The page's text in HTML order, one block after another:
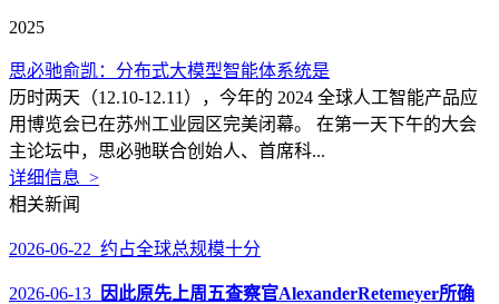
2025
思必驰俞凯：分布式大模型智能体系统是
历时两天（12.10-12.11），今年的 2024 全球人工智能产品应
用博览会已在苏州工业园区完美闭幕。 在第一天下午的大会
主论坛中，思必驰联合创始人、首席科...
详细信息 >
相关新闻
2026-06-22 约占全球总规模十分
2026-06-13 因此原先上周五查察官AlexanderRetemeyer所确